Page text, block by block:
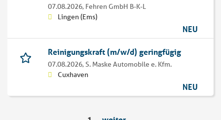
07.08.2026, Fehren GmbH B-K-L
Lingen (Ems)
NEU
Reinigungskraft (m/w/d) geringfügig
07.08.2026,S. Maske Automobile e. Kfm.
Cuxhaven
NEU